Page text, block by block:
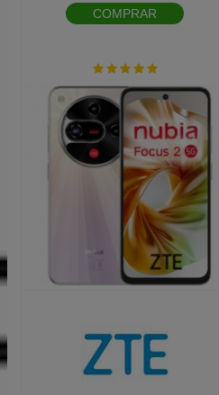
COMPRAR